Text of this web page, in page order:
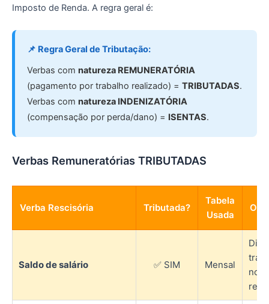
Imposto de Renda. A regra geral é:
📌 Regra Geral de Tributação:
Verbas com natureza REMUNERATÓRIA
(pagamento por trabalho realizado) = TRIBUTADAS.
Verbas com natureza INDENIZATÓRIA
(compensação por perda/dano) = ISENTAS.
Verbas Remuneratórias TRIBUTADAS
Verba Rescisória Tributada?
Tabela
Usada
Saldo de salário ✅ SIM Mensal
Dias
no